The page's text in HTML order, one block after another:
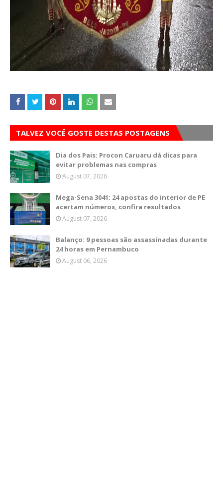
TALVEZ VOCÊ GOSTE DESTAS POSTAGENS
Dia dos Pais: Procon Caruaru dá dicas para
evitar problemas nas compras
August 07, 2026
Mega-Sena 3041: 24 apostas do interior de PE
acertam números, confira resultados
August 07, 2026
Balanço: 9 pessoas são assassinadas durante
24 horas em Pernambuco
August 06, 2026